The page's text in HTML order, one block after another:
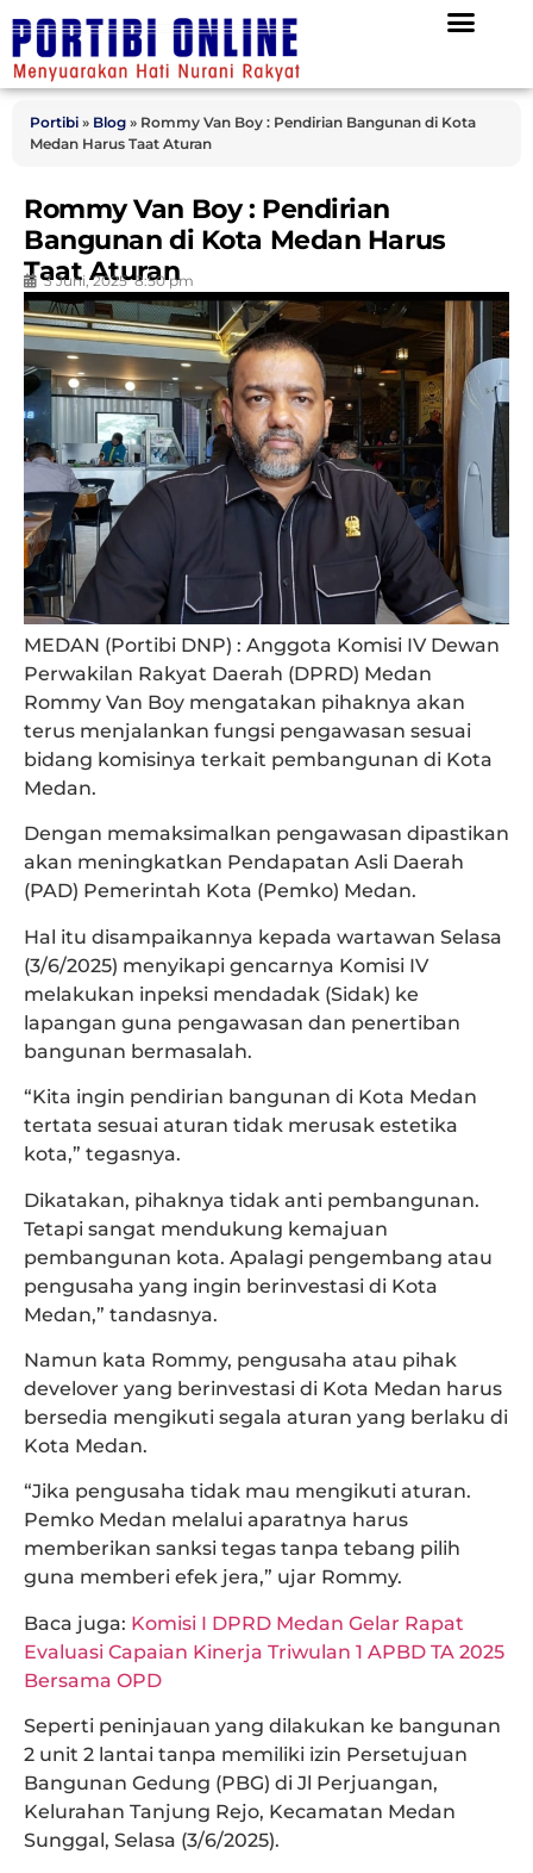
Portibi » Blog » Rommy Van Boy : Pendirian Bangunan di Kota
Medan Harus Taat Aturan
Rommy Van Boy : Pendirian
Bangunan di Kota Medan Harus
Taat Aturan
3 Juni, 2025 8:50 pm
MEDAN (Portibi DNP) : Anggota Komisi IV Dewan
Perwakilan Rakyat Daerah (DPRD) Medan
Rommy Van Boy mengatakan pihaknya akan
terus menjalankan fungsi pengawasan sesuai
bidang komisinya terkait pembangunan di Kota
Medan.
Dengan memaksimalkan pengawasan dipastikan
akan meningkatkan Pendapatan Asli Daerah
(PAD) Pemerintah Kota (Pemko) Medan.
Hal itu disampaikannya kepada wartawan Selasa
(3/6/2025) menyikapi gencarnya Komisi IV
melakukan inpeksi mendadak (Sidak) ke
lapangan guna pengawasan dan penertiban
bangunan bermasalah.
“Kita ingin pendirian bangunan di Kota Medan
tertata sesuai aturan tidak merusak estetika
kota,” tegasnya.
Dikatakan, pihaknya tidak anti pembangunan.
Tetapi sangat mendukung kemajuan
pembangunan kota. Apalagi pengembang atau
pengusaha yang ingin berinvestasi di Kota
Medan,” tandasnya.
Namun kata Rommy, pengusaha atau pihak
develover yang berinvestasi di Kota Medan harus
bersedia mengikuti segala aturan yang berlaku di
Kota Medan.
“Jika pengusaha tidak mau mengikuti aturan.
Pemko Medan melalui aparatnya harus
memberikan sanksi tegas tanpa tebang pilih
guna memberi efek jera,” ujar Rommy.
Baca juga: Komisi I DPRD Medan Gelar Rapat
Evaluasi Capaian Kinerja Triwulan 1 APBD TA 2025
Bersama OPD
Seperti peninjauan yang dilakukan ke bangunan
2 unit 2 lantai tanpa memiliki izin Persetujuan
Bangunan Gedung (PBG) di Jl Perjuangan,
Kelurahan Tanjung Rejo, Kecamatan Medan
Sunggal, Selasa (3/6/2025).